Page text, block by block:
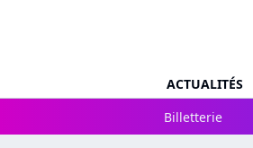
ACTUALITÉS
Billetterie